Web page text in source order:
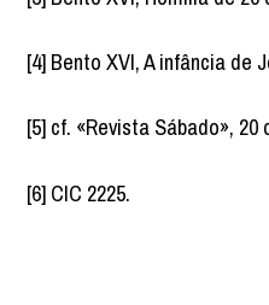
[4] Bento XVI, A infância de
[5] cf. «Revista Sábado», 20
[6] CIC 2225.